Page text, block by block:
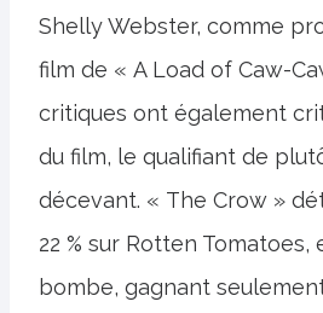
Shelly Webster, comme
film de « A Load of Caw-
critiques ont également
du film, le qualifiant de
décevant. « The Crow »
22 % sur Rotten
bombe, gagnant